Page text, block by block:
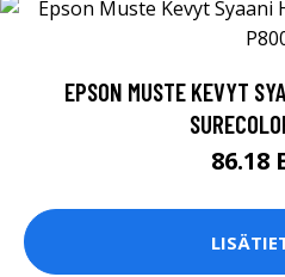
EPSON MUSTE KEVYT
86.18